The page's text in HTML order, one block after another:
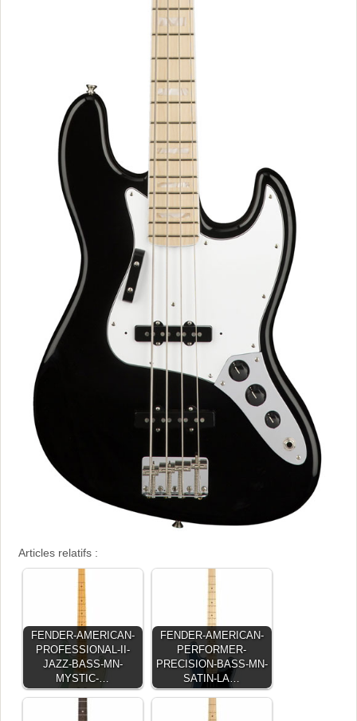
Articles relatifs :
FENDER-AMERICAN-
PROFESSIONAL-II-
JAZZ-BASS-MN-
MYSTIC-…
FENDER-AMERICAN-
PERFORMER-
PRECISION-BASS-MN-
SATIN-LA…